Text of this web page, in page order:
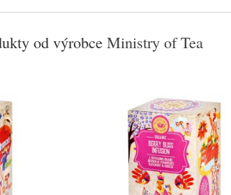
od výrobce Ministry of Tea